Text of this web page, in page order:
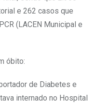
e 262 casos que
(LACEN Municipal e
óbito:
de Diabetes e
internado no Hospital